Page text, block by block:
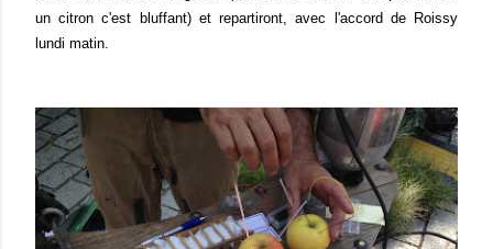
un citron c'est bluffant) et repartiront, avec l'accord de Roissy
lundi matin.